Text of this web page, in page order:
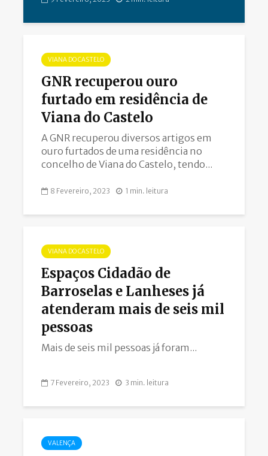
VIANA DO CASTELO
GNR recuperou ouro
furtado em residência de
Viana do Castelo
A GNR recuperou diversos artigos em
ouro furtados de uma residência no
concelho de Viana do Castelo, tendo...
8 Fevereiro, 2023 1 min. leitura
VIANA DO CASTELO
Espaços Cidadão de
Barroselas e Lanheses já
atenderam mais de seis mil
pessoas
Mais de seis mil pessoas já foram...
7 Fevereiro, 2023 3 min. leitura
VALENÇA